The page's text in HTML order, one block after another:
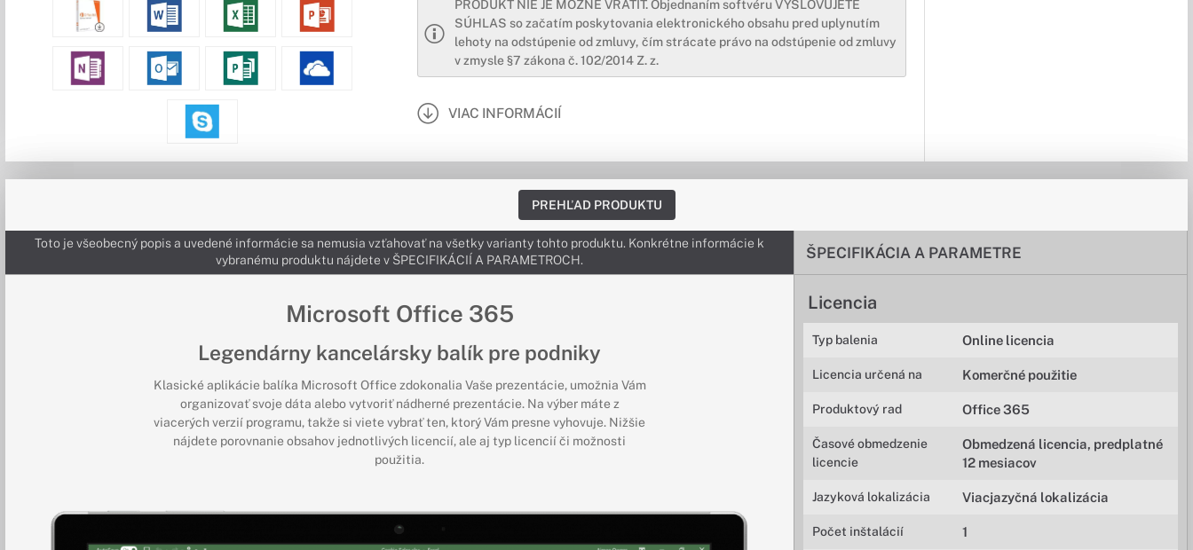
PRODUKT NIE JE MOŽNÉ VRÁTIŤ. Objednaním softvéru VYSLOVUJETE
SÚHLAS so začatím poskytovania elektronického obsahu pred uplynutím
lehoty na odstúpenie od zmluvy, čím strácate právo na odstúpenie od zmluvy
v zmysle §7 zákona č. 102/2014 Z. z.
VIAC INFORMÁCIÍ
PREHĽAD PRODUKTU
ŠPECIFIKÁCIA A PARAMETRE
Licencia
Typ balenia Online licencia
Licencia určená na Komerčné použitie
Produktový rad Office 365
Časové obmedzenie
licencie
Obmedzená licencia, predplatné
12 mesiacov
Jazyková lokalizácia Viacjazyčná lokalizácia
Počet inštalácií 1
Toto je všeobecný popis a uvedené informácie sa nemusia vzťahovať na všetky varianty tohto produktu. Konkrétne informácie k
vybranému produktu nájdete v ŠPECIFIKÁCIÍ A PARAMETROCH.
Microsoft Office 365
Legendárny kancelársky balík pre podniky
Klasické aplikácie balíka Microsoft Office zdokonalia Vaše prezentácie, umožnia Vám
organizovať svoje dáta alebo vytvoriť nádherné prezentácie. Na výber máte z
viacerých verzií programu, takže si viete vybrať ten, ktorý Vám presne vyhovuje. Nižšie
nájdete porovnanie obsahov jednotlivých licencií, ale aj typ licencií či možnosti
použitia.